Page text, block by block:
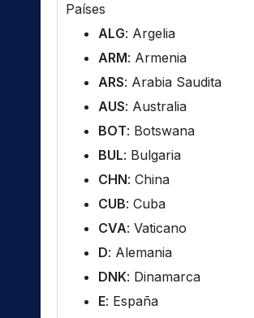
Países
ALG: Argelia
ARM: Armenia
ARS: Arabia Saudita
AUS: Australia
BOT: Botswana
BUL: Bulgaria
CHN: China
CUB: Cuba
CVA: Vaticano
D: Alemania
DNK: Dinamarca
E: España